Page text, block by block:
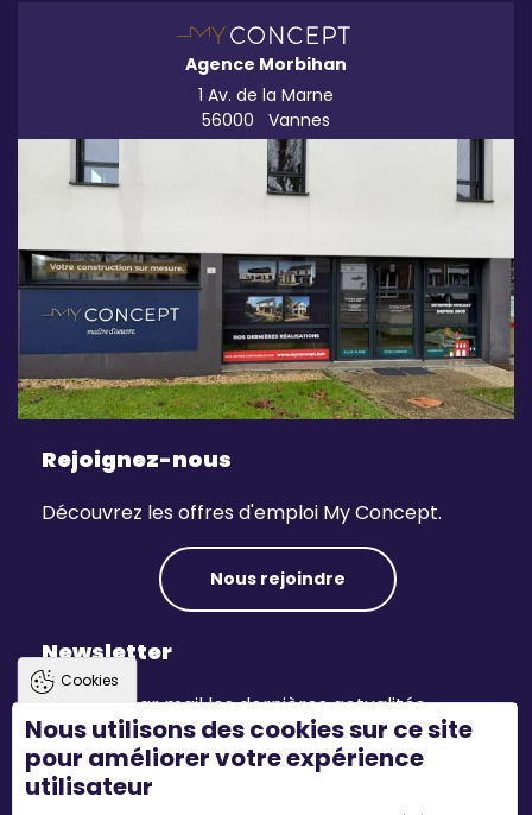
Agence Morbihan
1 Av. de la Marne
56000
Vannes
Rejoignez-nous
Découvrez les offres d'emploi My Concept.
Nous rejoindre
Newsletter
Recevez par mail les dernières actualités.
S'inscrire
Cookies
Nous utilisons des cookies sur ce site
pour améliorer votre expérience
utilisateur